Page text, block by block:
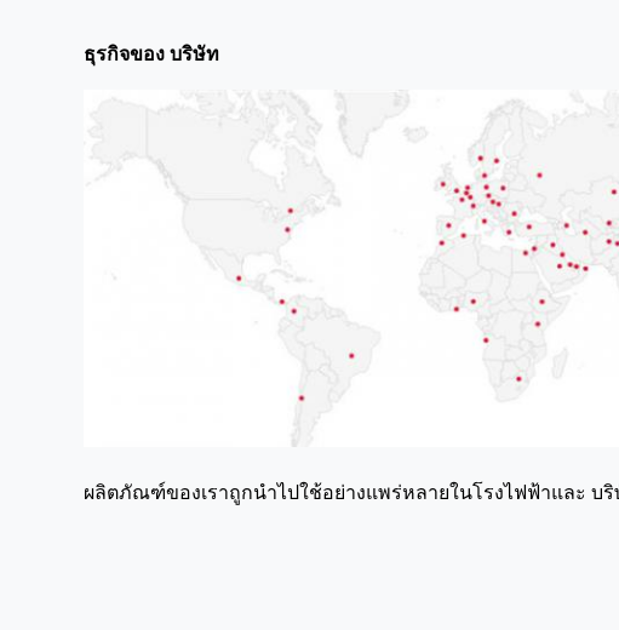
ธุรกิจของ บริษัท
ผลิตภัณฑ์ของเราถูกนำไปใช้อย่างแพร่หลายในโรงไฟฟ้าและ บ